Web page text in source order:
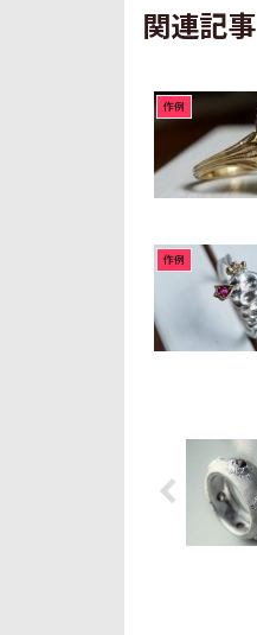
関連記事
作例
作例